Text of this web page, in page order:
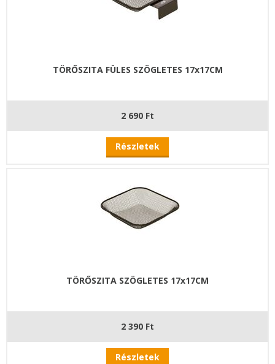
TÖRŐSZITA FÜLES SZÖGLETES 17x17CM
2 690 Ft
Részletek
TÖRŐSZITA SZÖGLETES 17x17CM
2 390 Ft
Részletek